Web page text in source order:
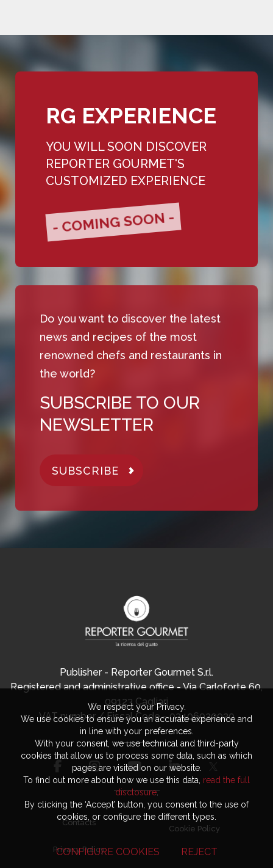
RG EXPERIENCE
YOU WILL SOON DISCOVER
REPORTER GOURMET'S
CUSTOMIZED EXPERIENCE
- COMING SOON -
Do you want to discover the latest
news and recipes of the most
renowned chefs and restaurants in
the world?
SUBSCRIBE TO OUR
NEWSLETTER
SUBSCRIBE
Publisher - Reporter Gourmet S.r.l.
Registered and administrative office - Via Carloforte 60,
09123 Cagliari
VAT number / Fiscal Code - 03406920920
Contacts
Privacy Policy
Cookie Policy
We respect your Privacy.
We use cookies to ensure you an accurate experience and
in line with your preferences.
With your consent, we use technical and third-party
cookies that allow us to process some data, such as which
pages are visited on our website.
To find out more about how we use this data, read the full
disclosure.
By clicking the ‘Accept’ button, you consent to the use of
cookies, or configure the different types.
CONFIGURE COOKIES REJECT